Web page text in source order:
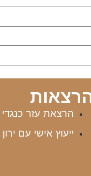
הרצאת עזר כנגדי
ייעוץ אישי עם ירון